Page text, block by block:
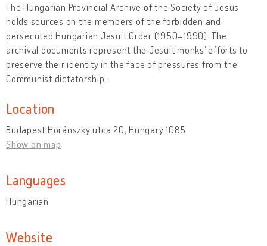
The Hungarian Provincial Archive of the Society of Jesus
holds sources on the members of the forbidden and
persecuted Hungarian Jesuit Order (1950–1990). The
archival documents represent the Jesuit monks’ efforts to
preserve their identity in the face of pressures from the
Communist dictatorship.
Location
Budapest Horánszky utca 20, Hungary 1085
Show on map
Languages
Hungarian
Website